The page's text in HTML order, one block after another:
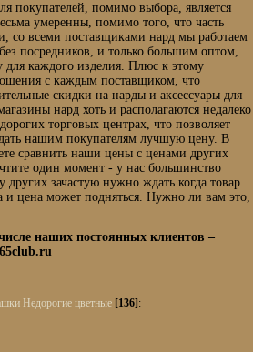
покупателей, помимо выбора, является
умеренны, помимо того, что часть
со всеми поставщиками нард мы работаем
посредников, и только большим оптом,
для каждого изделия. Плюс к этому
с каждым поставщиком, что
скидки на нарды и аксессуары для
нард хоть и располагаются недалеко
торговых центрах, что позволяет
нашим покупателям лучшую цену. В
сравнить наши цены с ценами других
один момент - у нас большинство
других зачастую нужно ждать когда товар
и цена может подняться. Нужно ли вам это,
наших постоянных клиентов –
Недорогие цветные [136] :